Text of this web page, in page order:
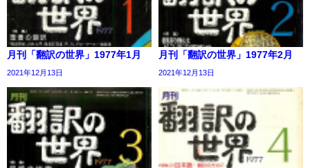
月刊「翻訳の世界」1977年1月
2021年12月13日
月刊「翻訳の世界」1977年2月
2021年12月13日